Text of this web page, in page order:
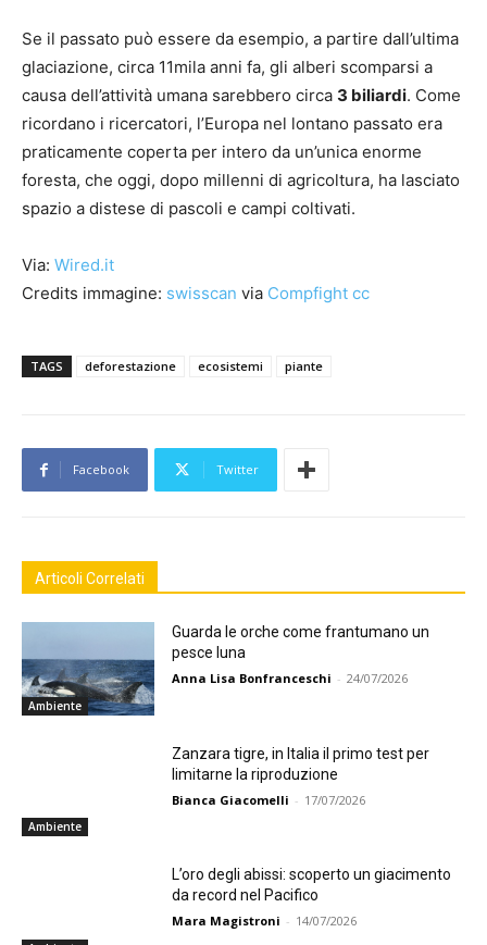
Se il passato può essere da esempio, a partire dall’ultima
glaciazione, circa 11mila anni fa, gli alberi scomparsi a
causa dell’attività umana sarebbero circa 3 biliardi. Come
ricordano i ricercatori, l’Europa nel lontano passato era
praticamente coperta per intero da un’unica enorme
foresta, che oggi, dopo millenni di agricoltura, ha lasciato
spazio a distese di pascoli e campi coltivati.
Via: Wired.it
Credits immagine: swisscan via Compfight cc
TAGS deforestazione ecosistemi piante
Facebook Twitter
Articoli Correlati
Ambiente
Guarda le orche come frantumano un
pesce luna
Anna Lisa Bonfranceschi - 24/07/2026
Ambiente
Zanzara tigre, in Italia il primo test per
limitarne la riproduzione
Bianca Giacomelli - 17/07/2026
L’oro degli abissi: scoperto un giacimento
da record nel Pacifico
Mara Magistroni - 14/07/2026